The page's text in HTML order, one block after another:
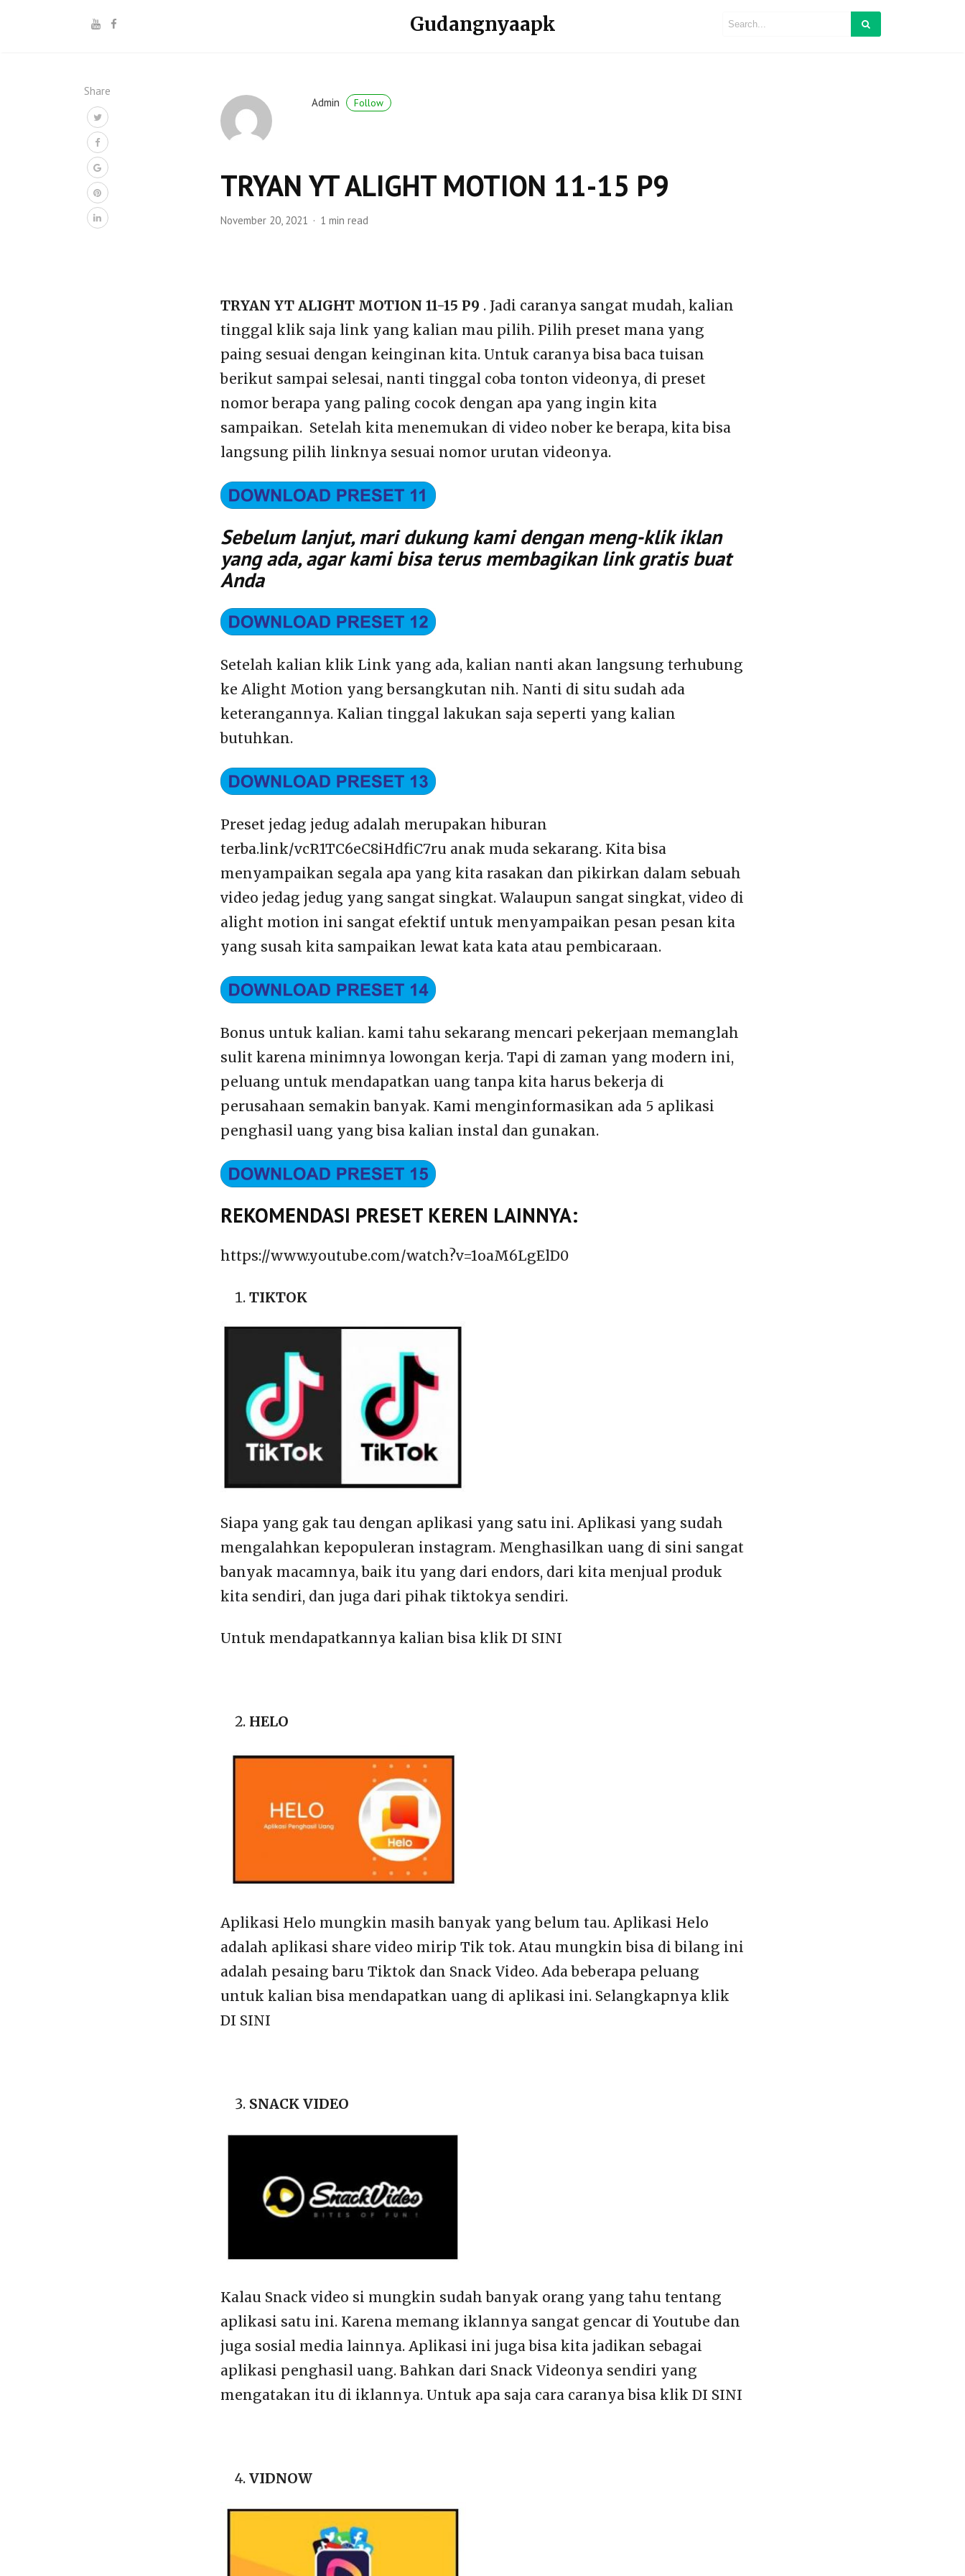
Gudangnyaapk
Share
Admin
Follow
TRYAN YT ALIGHT MOTION 11-15 P9
November 20, 2021 1 min read
TRYAN YT ALIGHT MOTION 11-15 P9 . Jadi caranya sangat mudah, kalian
tinggal klik saja link yang kalian mau pilih. Pilih preset mana yang
paing sesuai dengan keinginan kita. Untuk caranya bisa baca tuisan
berikut sampai selesai, nanti tinggal coba tonton videonya, di preset
nomor berapa yang paling cocok dengan apa yang ingin kita
sampaikan. Setelah kita menemukan di video nober ke berapa, kita bisa
langsung pilih linknya sesuai nomor urutan videonya.
Sebelum lanjut, mari dukung kami dengan meng-klik iklan
yang ada, agar kami bisa terus membagikan link gratis buat
Anda
Setelah kalian klik Link yang ada, kalian nanti akan langsung terhubung
ke Alight Motion yang bersangkutan nih. Nanti di situ sudah ada
keterangannya. Kalian tinggal lakukan saja seperti yang kalian
butuhkan.
Preset jedag jedug adalah merupakan hiburan
terba.link/vcR1TC6eC8iHdfiC7ru anak muda sekarang. Kita bisa
menyampaikan segala apa yang kita rasakan dan pikirkan dalam sebuah
video jedag jedug yang sangat singkat. Walaupun sangat singkat, video di
alight motion ini sangat efektif untuk menyampaikan pesan pesan kita
yang susah kita sampaikan lewat kata kata atau pembicaraan.
Bonus untuk kalian. kami tahu sekarang mencari pekerjaan memanglah
sulit karena minimnya lowongan kerja. Tapi di zaman yang modern ini,
peluang untuk mendapatkan uang tanpa kita harus bekerja di
perusahaan semakin banyak. Kami menginformasikan ada 5 aplikasi
penghasil uang yang bisa kalian instal dan gunakan.
REKOMENDASI PRESET KEREN LAINNYA:
https://www.youtube.com/watch?v=1oaM6LgElD0
TIKTOK
Siapa yang gak tau dengan aplikasi yang satu ini. Aplikasi yang sudah
mengalahkan kepopuleran instagram. Menghasilkan uang di sini sangat
banyak macamnya, baik itu yang dari endors, dari kita menjual produk
kita sendiri, dan juga dari pihak tiktokya sendiri.
Untuk mendapatkannya kalian bisa klik DI SINI
HELO
Aplikasi Helo mungkin masih banyak yang belum tau. Aplikasi Helo
adalah aplikasi share video mirip Tik tok. Atau mungkin bisa di bilang ini
adalah pesaing baru Tiktok dan Snack Video. Ada beberapa peluang
untuk kalian bisa mendapatkan uang di aplikasi ini. Selangkapnya klik
DI SINI
SNACK VIDEO
Kalau Snack video si mungkin sudah banyak orang yang tahu tentang
aplikasi satu ini. Karena memang iklannya sangat gencar di Youtube dan
juga sosial media lainnya. Aplikasi ini juga bisa kita jadikan sebagai
aplikasi penghasil uang. Bahkan dari Snack Videonya sendiri yang
mengatakan itu di iklannya. Untuk apa saja cara caranya bisa klik DI SINI
VIDNOW